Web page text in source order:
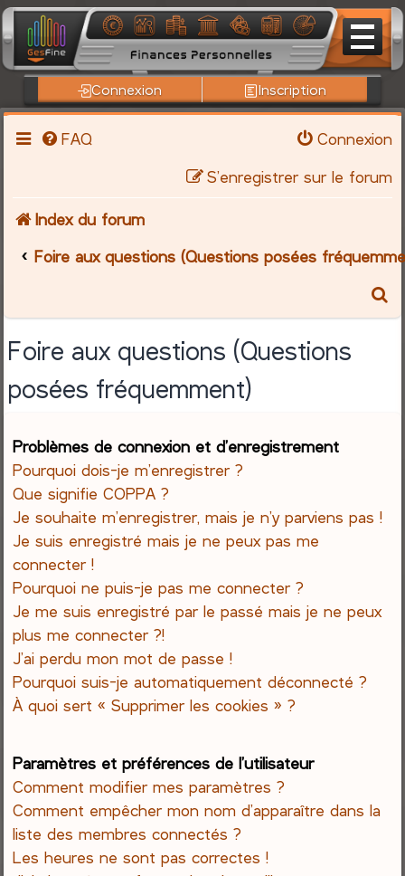
Connexion Inscription
FAQ
Connexion
S’enregistrer sur le forum
Index du forum
Foire aux questions (Questions posées
Foire aux questions (Questions
posées fréquemment)
Problèmes de connexion et d’enregistrement
Pourquoi dois-je m’enregistrer ?
Que signifie COPPA ?
Je souhaite m’enregistrer, mais je n’y parviens pas !
Je suis enregistré mais je ne peux pas me
connecter !
Pourquoi ne puis-je pas me connecter ?
Je me suis enregistré par le passé mais je ne peux
plus me connecter ?!
J’ai perdu mon mot de passe !
Pourquoi suis-je automatiquement déconnecté ?
À quoi sert « Supprimer les cookies » ?
Paramètres et préférences de l’utilisateur
Comment modifier mes paramètres ?
Comment empêcher mon nom d’apparaître dans la
liste des membres connectés ?
Les heures ne sont pas correctes !